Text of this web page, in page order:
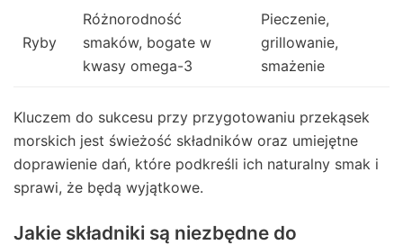
Ryby
Różnorodność
smaków, bogate w
kwasy omega-3
Pieczenie,
grillowanie,
smażenie
Kluczem do sukcesu przy przygotowaniu przekąsek
morskich jest świeżość składników oraz umiejętne
doprawienie dań, które podkreśli ich naturalny smak i
sprawi, że będą wyjątkowe.
Jakie składniki są niezbędne do